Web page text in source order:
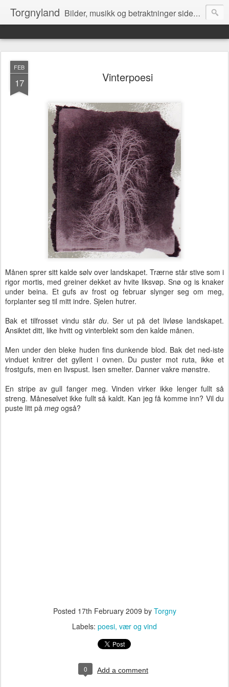
Torgnyland Bilder, musikk og betraktninger siden 2008
FEB
17 Vinterpoesi
Månen sprer sitt kalde sølv over landskapet. Trærne står stive som i
rigor mortis, med greiner dekket av hvite liksvøp. Snø og is knaker
under beina. Et gufs av frost og februar slynger seg om meg,
forplanter seg til mitt indre. Sjelen hutrer.
Bak et tilfrosset vindu står du. Ser ut på det livløse landskapet.
Ansiktet ditt, like hvitt og vinterblekt som den kalde månen.
Men under den bleke huden fins dunkende blod. Bak det ned-iste
vinduet knitrer det gyllent i ovnen. Du puster mot ruta, ikke et
frostgufs, men en livspust. Isen smelter. Danner vakre mønstre.
En stripe av gull fanger meg. Vinden virker ikke lenger fullt så
streng. Månesølvet ikke fullt så kaldt. Kan jeg få komme inn? Vil du
puste litt på meg også?
Posted 17th February 2009 by Torgny
Labels: poesi vær og vind
0 Add a comment